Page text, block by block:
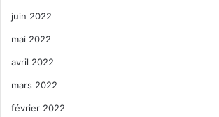
juin 2022
mai 2022
avril 2022
mars 2022
février 2022